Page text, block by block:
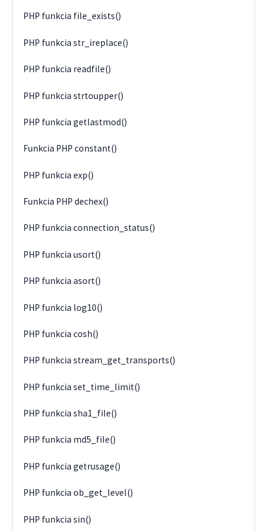
PHP funkcia file_exists()
PHP funkcia str_ireplace()
PHP funkcia readfile()
PHP funkcia strtoupper()
PHP funkcia getlastmod()
Funkcia PHP constant()
PHP funkcia exp()
Funkcia PHP dechex()
PHP funkcia connection_status()
PHP funkcia usort()
PHP funkcia asort()
PHP funkcia log10()
PHP funkcia cosh()
PHP funkcia stream_get_transports()
PHP funkcia set_time_limit()
PHP funkcia sha1_file()
PHP funkcia md5_file()
PHP funkcia getrusage()
PHP funkcia ob_get_level()
PHP funkcia sin()